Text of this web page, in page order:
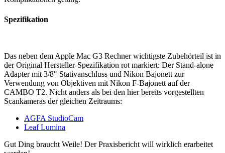
Spezifikation
Das neben dem Apple Mac G3 Rechner wichtigste Zubehörteil ist in
der Original Hersteller-Spezifikation rot markiert: Der Stand-alone
Adapter mit 3/8" Stativanschluss und Nikon Bajonett zur
Verwendung von Objektiven mit Nikon F-Bajonett auf der
CAMBO T2. Nicht anders als bei den hier bereits vorgestellten
Scankameras der gleichen Zeitraums:
AGFA StudioCam
Leaf Lumina
Gut Ding braucht Weile! Der Praxisbericht will wirklich erarbeitet